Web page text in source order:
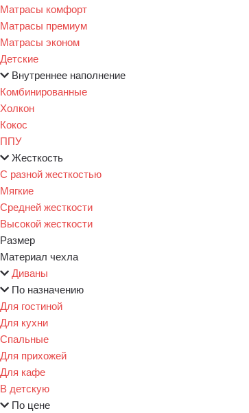
Матрасы комфорт
Матрасы премиум
Матрасы эконом
Детские
Внутреннее наполнение
Комбинированные
Холкон
Кокос
ППУ
Жесткость
С разной жесткостью
Мягкие
Средней жесткости
Высокой жесткости
Размер
Материал чехла
Диваны
По назначению
Для гостиной
Для кухни
Спальные
Для прихожей
Для кафе
В детскую
По цене